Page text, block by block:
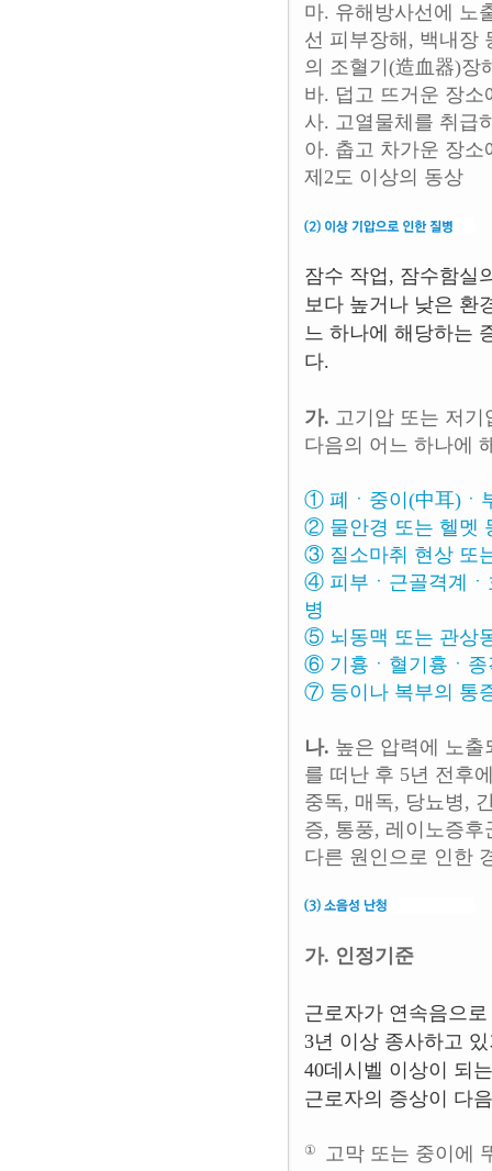
마. 유해방사선에 노
선 피부장해, 백내장
의 조혈기(造血器)장
바. 덥고 뜨거운 장
사. 고열물체를 취급
아. 춥고 차가운 장
제2도 이상의 동상
잠수 작업, 잠수함실
보다 높거나 낮은 환
느 하나에 해당하는
다.
가. 고기압 또는 저기
다음의 어느 하나에
① 폐ㆍ중이(中耳)ㆍ
② 물안경 또는 헬멧
③ 질소마취 현상 또
④ 피부ㆍ근골격계ㆍ
병
⑤ 뇌동맥 또는 관상
⑥ 기흉ㆍ혈기흉ㆍ종
⑦ 등이나 복부의 통
나. 높은 압력에 노출
를 떠난 후 5년 전후
중독, 매독, 당뇨병,
증, 통풍, 레이노증
다른 원인으로 인한
가. 인정기준
근로자가 연속음으
3년 이상 종사하고
40데시벨 이상이 되
근로자의 증상이 다
① 고막 또는 중이에